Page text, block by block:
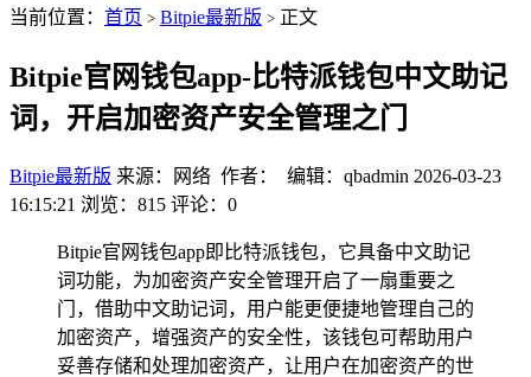
当前位置： 首页 > Bitpie最新版 > 正文
Bitpie官网钱包app-比特派钱包中文助记
词，开启加密资产安全管理之门
Bitpie最新版 来源：网络 作者： 编辑：qbadmin 2026-03-23
16:15:21 浏览：815 评论：0
Bitpie官网钱包app即比特派钱包，它具备中文助记
词功能，为加密资产安全管理开启了一扇重要之
门，借助中文助记词，用户能更便捷地管理自己的
加密资产，增强资产的安全性，该钱包可帮助用户
妥善存储和处理加密资产，让用户在加密资产的世